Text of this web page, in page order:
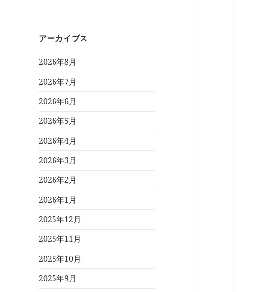
アーカイブス
2026年8月
2026年7月
2026年6月
2026年5月
2026年4月
2026年3月
2026年2月
2026年1月
2025年12月
2025年11月
2025年10月
2025年9月